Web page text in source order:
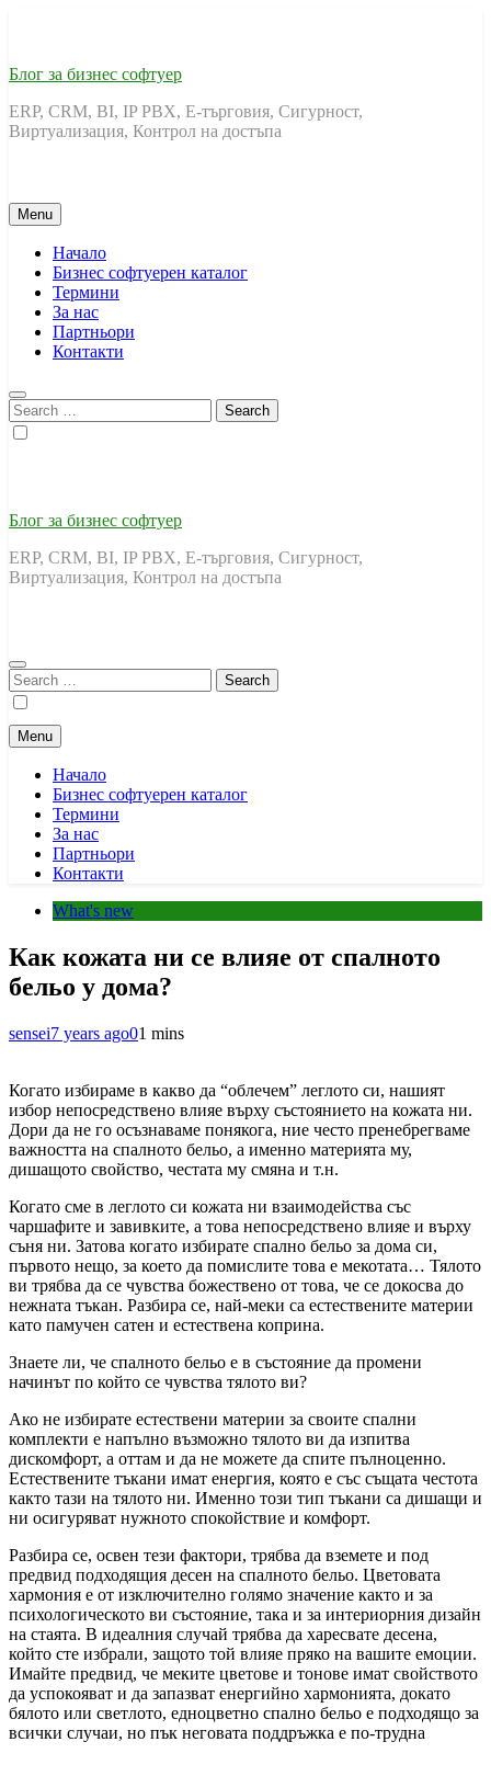
Блог за бизнес софтуер
ERP, CRM, BI, IP PBX, Е-търговия, Сигурност,
Виртуализация, Контрол на достъпа
Menu
Начало
Бизнес софтуерен каталог
Термини
За нас
Партньори
Контакти
Search
for:
Блог за бизнес софтуер
ERP, CRM, BI, IP PBX, Е-търговия, Сигурност,
Виртуализация, Контрол на достъпа
Search
for:
Menu
Начало
Бизнес софтуерен каталог
Термини
За нас
Партньори
Контакти
What's new
Как кожата ни се влияе от спалното
бельо у дома?
sensei7 years ago01 mins
Когато избираме в какво да “облечем” леглото си, нашият
избор непосредствено влияе върху състоянието на кожата ни.
Дори да не го осъзнаваме понякога, ние често пренебрегваме
важността на спалното бельо, а именно материята му,
дишащото свойство, честата му смяна и т.н.
Когато сме в леглото си кожата ни взаимодейства със
чаршафите и завивките, а това непосредствено влияе и върху
съня ни. Затова когато избирате спално бельо за дома си,
първото нещо, за което да помислите това е мекотата… Тялото
ви трябва да се чувства божествено от това, че се докосва до
нежната тъкан. Разбира се, най-меки са естествените материи
като памучен сатен и естествена коприна.
Знаете ли, че спалното бельо е в състояние да промени
начинът по който се чувства тялото ви?
Ако не избирате естествени материи за своите спални
комплекти е напълно възможно тялото ви да изпитва
дискомфорт, а оттам и да не можете да спите пълноценно.
Естествените тъкани имат енергия, която е със същата честота
както тази на тялото ни. Именно този тип тъкани са дишащи и
ни осигуряват нужното спокойствие и комфорт.
Разбира се, освен тези фактори, трябва да вземете и под
предвид подходящия десен на спалното бельо. Цветовата
хармония е от изключително голямо значение както и за
психологическото ви състояние, така и за интериорния дизайн
на стаята. В идеалния случай трябва да харесвате десена,
който сте избрали, защото той влияе пряко на вашите емоции.
Имайте предвид, че меките цветове и тонове имат свойството
да успокояват и да запазват енергийно хармонията, докато
бялото или светлото, едноцветно спално бельо е подходящо за
всички случаи, но пък неговата поддръжка е по-трудна